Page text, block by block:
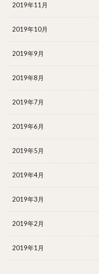
2019年11月
2019年10月
2019年9月
2019年8月
2019年7月
2019年6月
2019年5月
2019年4月
2019年3月
2019年2月
2019年1月